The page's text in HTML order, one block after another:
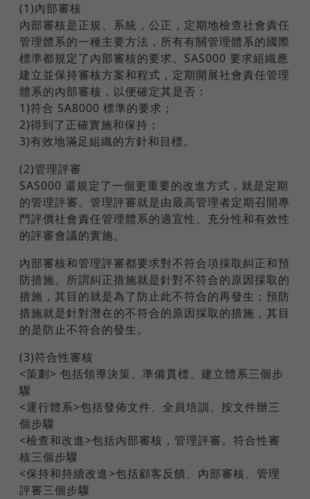
(1)內部審核
內部審核是正規、系統，公正，定期地檢查社會責任
管理體系的一種主要方法，所有有關管理體系的國際
標準都規定了內部審核的要求。SAS000 要求組織應
建立並保持審核方案和程式，定期開展社會責任管理
體系的內部審核，以便確定其是否：
1)符合 SA8000 標準的要求；
2)得到了正確實施和保持；
3)有效地滿足組織的方針和目標。
(2)管理評審
SAS000 還規定了一個更重要的改進方式，就是定期
的管理評審。管理評審就是由最高管理者定期召開專
門評價社會責任管理體系的適宜性、充分性和有效性
的評審會議的實施。
內部審核和管理評審都要求對不符合項採取糾正和預
防措施。所謂糾正措施就是針對不符合的原因採取的
措施，其目的就是為了防止此不符合的再發生；預防
措施就是針對潛在的不符合的原因採取的措施，其目
的是防止不符合的發生。
(3)符合性審核
<策劃> 包括領導決策、準備貫標、建立體系三個步
驟
<運行體系>包括發佈文件、全員培訓、按文件辦三
個步驟
<檢查和改進>包括內部審核，管理評審。符合性審
核三個步驟
<保持和持續改進>包括顧客反饋、內部審核、管理
評審三個步驟